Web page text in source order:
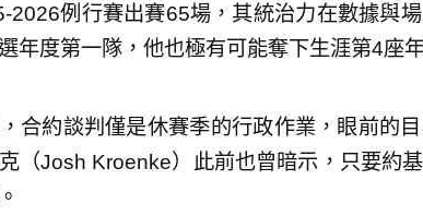
2026例行賽出賽65場，其統治力在數據與
年度第一隊，他也極有可能奪下生涯第4座
合約談判僅是休賽季的行政作業，眼前的
（Josh Kroenke）此前也曾暗示，只要約